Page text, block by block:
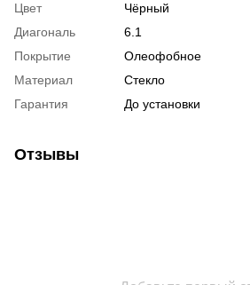
Цвет
Чёрный
Диагональ
6.1
Покрытие
Олеофобное
Материал
Стекло
Гарантия
До установки
Отзывы